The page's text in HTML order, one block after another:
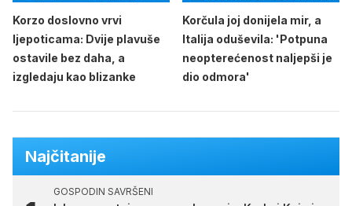
Korzo doslovno vrvi
ljepoticama: Dvije plavuše
ostavile bez daha, a
izgledaju kao blizanke
Korčula joj donijela mir, a
Italija oduševila: 'Potpuna
neopterećenost naljepši je
dio odmora'
Najčitanije
GOSPODIN SAVRŠENI